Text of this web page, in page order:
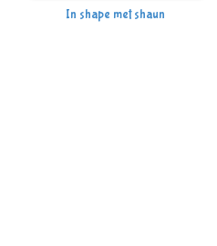
In shape met shaun